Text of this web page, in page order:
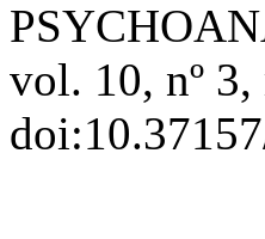
vol. 10, nº